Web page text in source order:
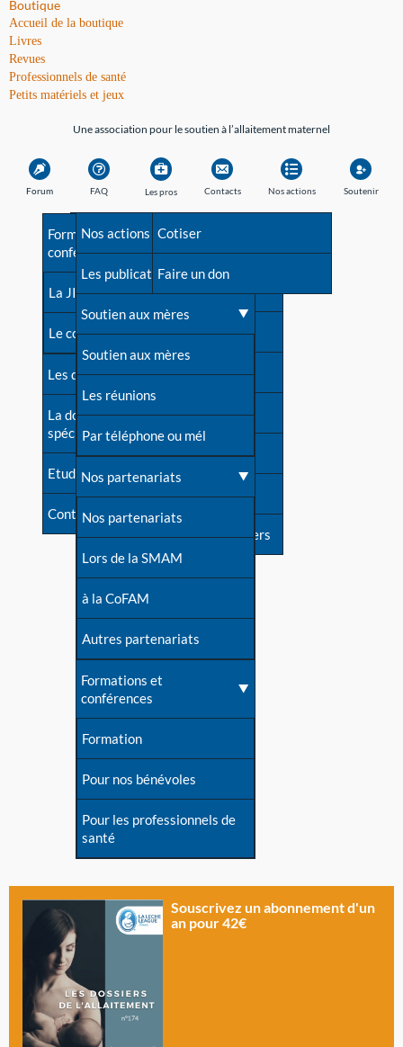
Boutique
Accueil de la boutique
Livres
Revues
Professionnels de santé
Petits matériels et jeux
Une association pour le soutien à l’allaitement maternel
Forum FAQ
Avant la naissance
Les débuts
Une difficulté d'allaitement ?
Cas particuliers
Mythes et vérités
Devenir animatrice ?
Une question sur le site
Les pros
Formations et
conférences
La JIA
Le congrès
Les dossiers de l'allaitement
La documentation
spécialisée
Etudes récentes
Contact
Contacts
Besoin d'aide?
Répertoire de tous les
contacts
Contact presse
Dossier de presse
Soutenir LLL
Livre d'or
Forum
S'inscrire à nos newsletters
Nos actions
Nos actions
Les publications
Soutien aux mères
Soutien aux mères
Les réunions
Par téléphone ou mél
Nos partenariats
Nos partenariats
Lors de la SMAM
à la CoFAM
Autres partenariats
Formations et
conférences
Formation
Pour nos bénévoles
Pour les professionnels de
santé
Soutenir
Cotiser
Faire un don
Souscrivez un abonnement d'un
an pour 42€